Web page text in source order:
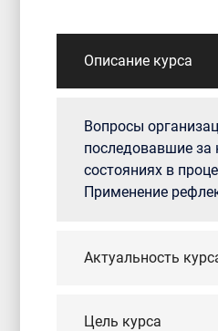
Описание курса
Вопросы
последовавшие за
состояниях в
Применение
Актуальность
Цель курса